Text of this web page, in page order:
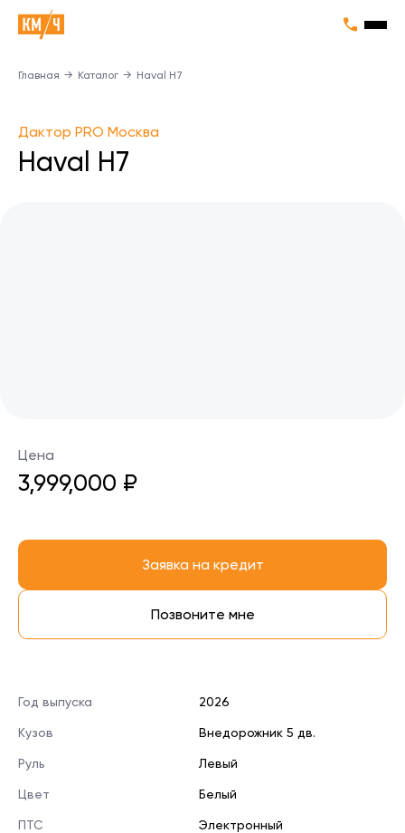
Главная → Каталог → Haval H7
Дактор PRO Москва
Haval H7
Цена
3,999,000 ₽
Год выпуска 2026
Кузов Внедорожник 5 дв.
Руль Левый
Цвет Белый
ПТС Электронный
Заявка на кредит
Позвоните мне